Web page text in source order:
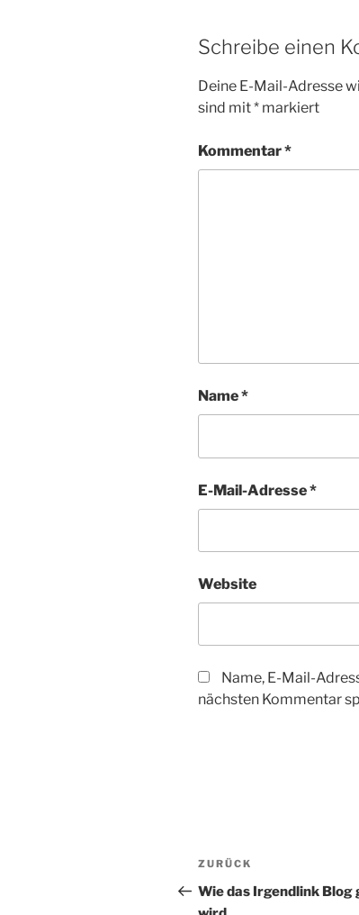
Schreibe einen
Deine E-Mail-Adresse
sind mit* markiert
Kommentar*
Name*
E-Mail-Adresse*
Website
Name, E-Mail-
nächsten Kommentar
Vorheriger
Beitrag
ZURÜCK
Wie das Irgendlink Blog